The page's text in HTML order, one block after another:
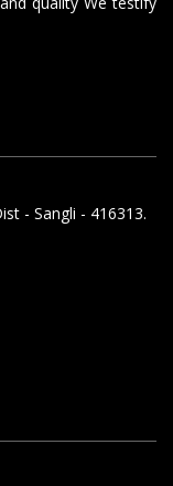
- Sangli - 416313.